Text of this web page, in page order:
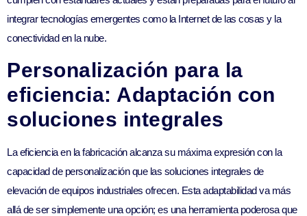
integrar tecnologías emergentes como la Internet de las cosas y la
conectividad en la nube.
Personalización para la
eficiencia: Adaptación con
soluciones integrales
La eficiencia en la fabricación alcanza su máxima expresión con la
capacidad de personalización que las soluciones integrales de
elevación de equipos industriales ofrecen. Esta adaptabilidad va más
allá de ser simplemente una opción; es una herramienta poderosa que